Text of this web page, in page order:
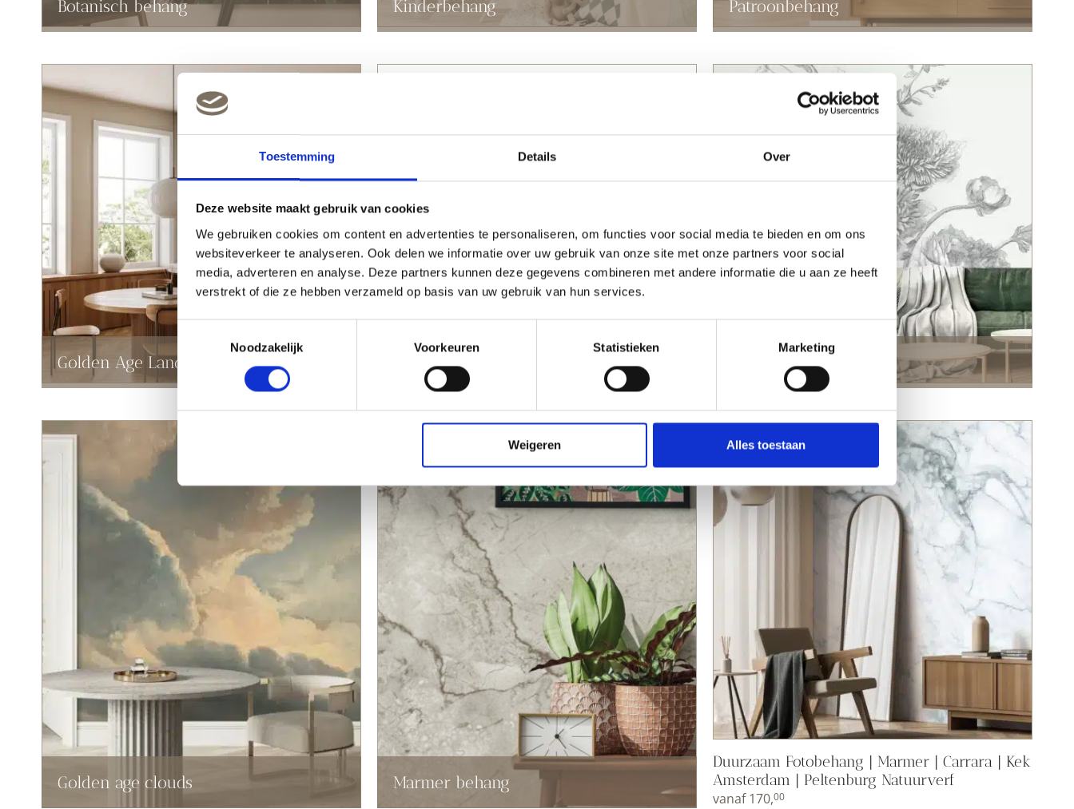
Toestemming Details Over
Deze website maakt gebruik van cookies
We gebruiken cookies om content en advertenties te personaliseren, om functies voor social media te bieden en om ons
websiteverkeer te analyseren. Ook delen we informatie over uw gebruik van onze site met onze partners voor social
media, adverteren en analyse. Deze partners kunnen deze gegevens combineren met andere informatie die u aan ze heeft
verstrekt of die ze hebben verzameld op basis van uw gebruik van hun services.
Noodzakelijk
Voorkeuren Statistieken Marketing
Weigeren Alles toestaan
Botanisch behang Kinderbehang Patroonbehang
Golden Age Landscapes Bloemen van oude meesters Engraved Flowers
Golden age clouds Marmer behang
Duurzaam Fotobehang | Marmer | Carrara | Kek
Amsterdam | Peltenburg Natuurverf
vanaf170,00
AANMELDEN